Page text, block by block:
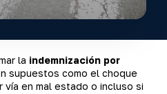
la indemnización por
supuestos como el choque
en mal estado o incluso si